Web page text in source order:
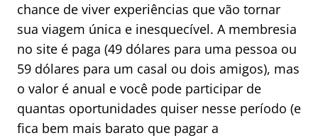
chance de viver experiências que vão tornar
sua viagem única e inesquecível. A membresia
no site é paga (49 dólares para uma pessoa ou
59 dólares para um casal ou dois amigos), mas
o valor é anual e você pode participar de
quantas oportunidades quiser nesse período (e
fica bem mais barato que pagar a